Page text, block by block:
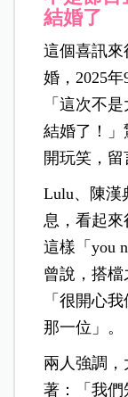
結婚了
這個喜訊
婚，2025
「這次不
結婚了！
開玩笑，留
Lulu、陳漢
息，看起
這樣「you
曾說，搭檔
「很開心
那一位」。
兩人強調
著：「我們